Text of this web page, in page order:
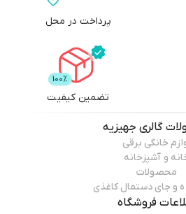
پرداخت در محل
تضمین کیفیت
گالری جهیزیه
خانگی برقی
و آشپزخانه
محصولات
و جای دستمال کاغذی
فروشگاه